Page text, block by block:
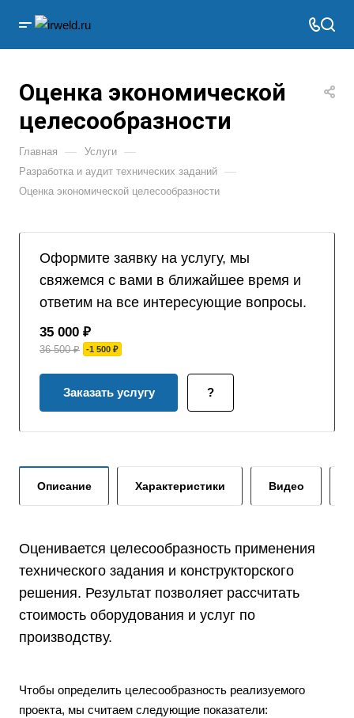
Оценка экономической
целесообразности
Главная — Услуги —
Разработка и аудит технических заданий —
Оценка экономической целесообразности
Оформите заявку на услугу, мы
свяжемся с вами в ближайшее время и
ответим на все интересующие вопросы.
35 000 ₽
36 500 ₽ -1 500 ₽
Заказать услугу ?
Описание Характеристики Видео
Оценивается целесообразность применения
технического задания и конструкторского
решения. Результат позволяет рассчитать
стоимость оборудования и услуг по
производству.
Чтобы определить целесообразность реализуемого
проекта, мы считаем следующие показатели: